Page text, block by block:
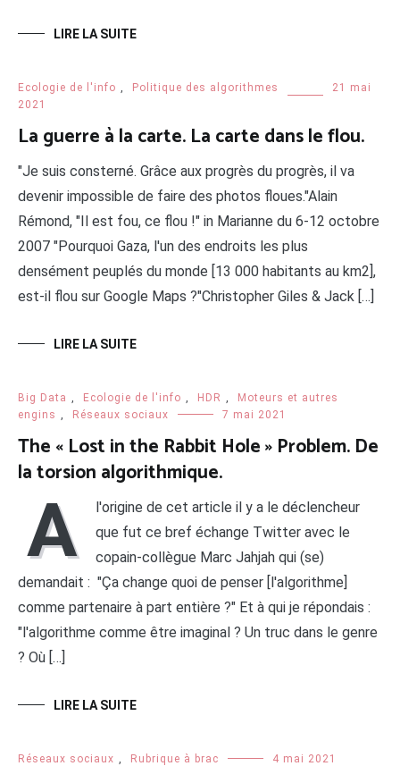
LIRE LA SUITE
Ecologie de l'info Politique des algorithmes
21 mai
2021
La guerre à la carte. La carte dans le flou.
"Je suis consterné. Grâce aux progrès du progrès, il va
devenir impossible de faire des photos floues."Alain
Rémond, "Il est fou, ce flou !" in Marianne du 6-12 octobre
2007 "Pourquoi Gaza, l'un des endroits les plus
densément peuplés du monde [13 000 habitants au km2],
est-il flou sur Google Maps ?"Christopher Giles & Jack […]
LIRE LA SUITE
Big Data Ecologie de l'info HDR
Moteurs et autres
engins
Réseaux sociaux 7 mai 2021
The « Lost in the Rabbit Hole » Problem. De
la torsion algorithmique.
A
l'origine de cet article il y a le déclencheur
que fut ce bref échange Twitter avec le
copain-collègue Marc Jahjah qui (se)
demandait : "Ça change quoi de penser [l'algorithme]
comme partenaire à part entière ?" Et à qui je répondais :
"l'algorithme comme être imaginal ? Un truc dans le genre
? Où […]
LIRE LA SUITE
Réseaux sociaux Rubrique à brac 4 mai 2021